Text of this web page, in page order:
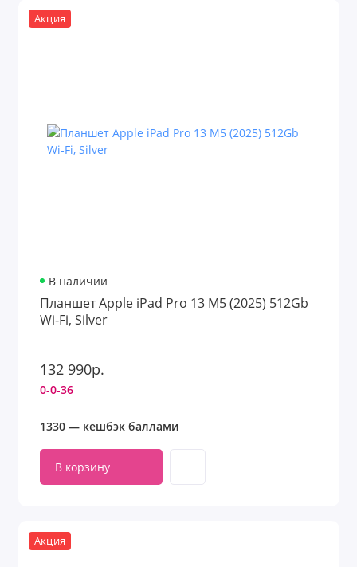
Акция
В наличии
Планшет Apple iPad Pro 13 M5 (2025) 512Gb
Wi‑Fi, Silver
132 990р.
0-0-36
1330 — кешбэк баллами
В корзину
Акция